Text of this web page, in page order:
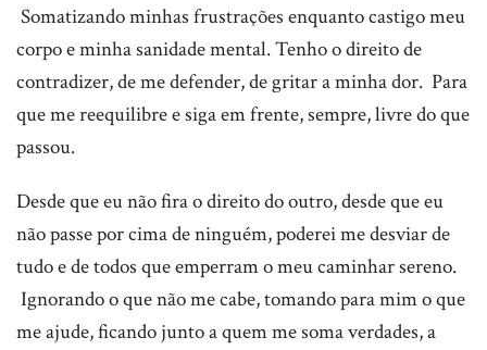
Somatizando minhas frustrações enquanto castigo meu
corpo e minha sanidade mental. Tenho o direito de
contradizer, de me defender, de gritar a minha dor. Para
que me reequilibre e siga em frente, sempre, livre do que
passou.
Desde que eu não fira o direito do outro, desde que eu
não passe por cima de ninguém, poderei me desviar de
tudo e de todos que emperram o meu caminhar sereno.
Ignorando o que não me cabe, tomando para mim o que
me ajude, ficando junto a quem me soma verdades, a